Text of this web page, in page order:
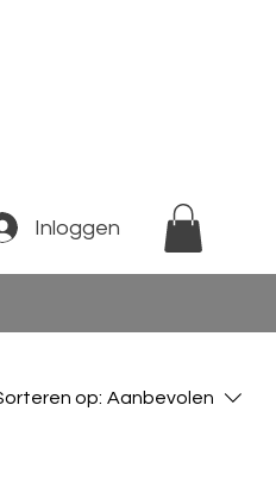
Inloggen
op: Aanbevolen